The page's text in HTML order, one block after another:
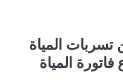
المياة
المياة